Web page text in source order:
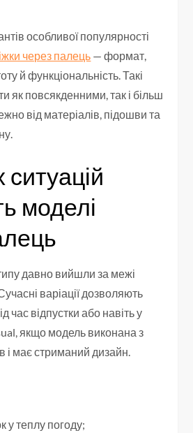
особливої популярності
через палець — формат,
й функціональність. Такі
як повсякденними, так і більш
від матеріалів, підошви та
моделі
давно вийшли за межі
варіації дозволяють
час відпустки або навіть у
якщо модель виконана з
і має стриманий дизайн.
у теплу погоду;